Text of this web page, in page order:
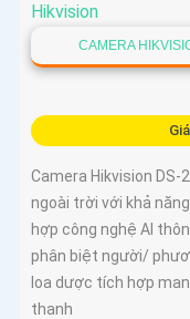
CAMERA
Camera Hikvision DS-
ngoài trời với khả
hợp công nghệ AI
phân biệt người/
loa dược tích hợp
thanh